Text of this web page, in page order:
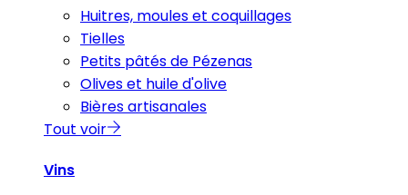
Huitres, moules et coquillages
Tielles
Petits pâtés de Pézenas
Olives et huile d'olive
Bières artisanales
Tout voir
Vins